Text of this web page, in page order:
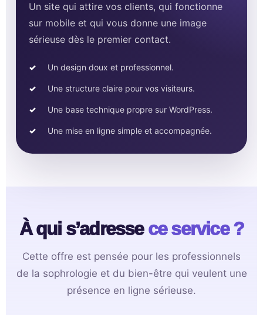
Un site qui attire vos clients, qui fonctionne
sur mobile et qui vous donne une image
sérieuse dès le premier contact.
Un design doux et professionnel.
Une structure claire pour vos visiteurs.
Une base technique propre sur WordPress.
Une mise en ligne simple et accompagnée.
À qui s’adressece service ?
Cette offre est pensée pour les professionnels
de la sophrologie et du bien-être qui veulent une
présence en ligne sérieuse.